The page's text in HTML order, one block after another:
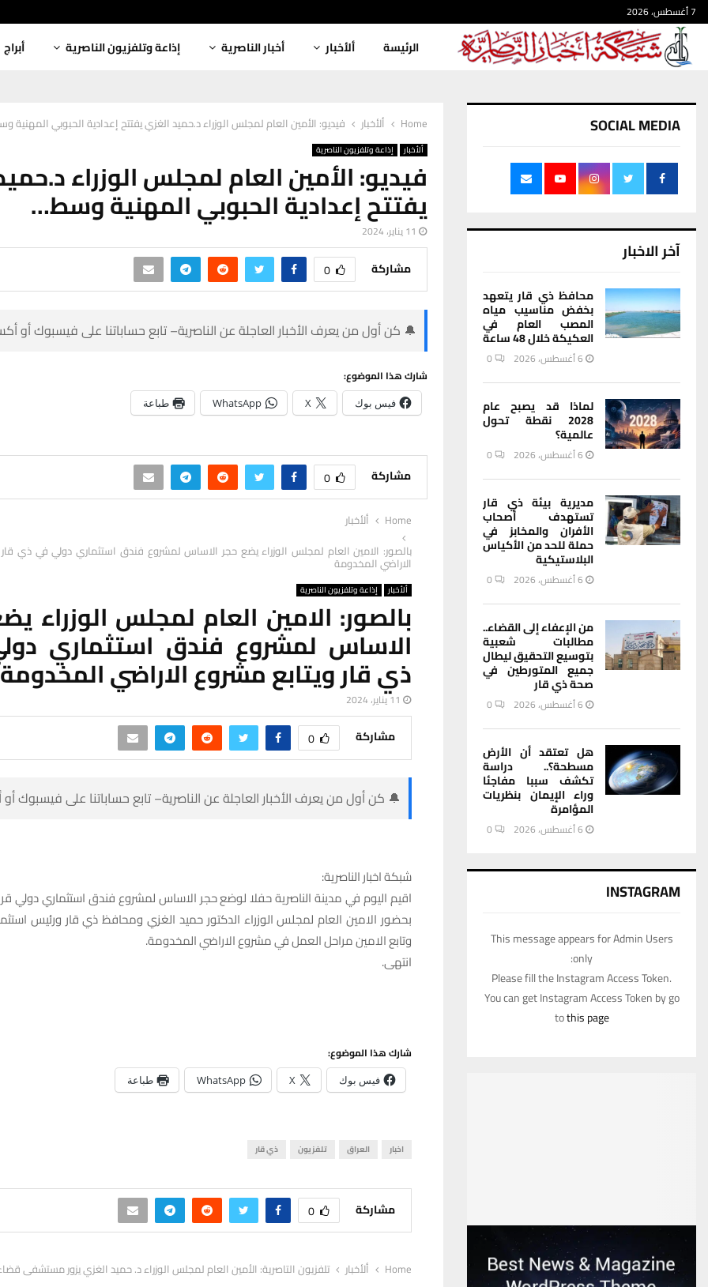
7 أغسطس، 2026
الرئيسة ألأخبار أخبار الناصرية إذاعة وتلفزيون الناصرية أبراج
Home ألأخبار فيديو: الأمين العام لمجلس الوزراء د.حميد الغزي يفتتح إعدادية الحبوبي المهنية
ألأخبار إذاعة وتلفزيون الناصرية
فيديو: الأمين العام لمجلس الوزراء
يفتتح إعدادية الحبوبي المهنية وسط…
11 يناير، 2024
مشاركة 0
🔔 كن أول من يعرف الأخبار العاجلة عن الناصرية– تابع حساباتنا على فيسبوك أو
شارك هذا الموضوع:
فيس بوك X
WhatsApp طباعة
مشاركة 0
Home
ألأخبار
بالصور: الامين العام لمجلس الوزراء يضع حجر الاساس لمشروع فندق استثماري دولي في ذي قار
الاراضي المخدومة
ألأخبار إذاعة وتلفزيون الناصرية
بالصور: الامين العام لمجلس الوزراء
الاساس لمشروع فندق استثماري
ذي قار ويتابع مشروع الاراضي المخدومة
11 يناير، 2024
مشاركة 0
🔔 كن أول من يعرف الأخبار العاجلة عن الناصرية– تابع حساباتنا على فيسبوك
شبكة اخبار الناصرية:
اقيم اليوم في مدينة الناصرية حفلا لوضع حجر الاساس لمشروع فندق استثماري دولي
بحضور الامين العام لمجلس الوزراء الدكتور حميد الغزي ومحافظ ذي قار ورئيس
وتابع الامين مراحل العمل في مشروع الاراضي المخدومة.
انتهى.
شارك هذا الموضوع:
فيس بوك X
WhatsApp طباعة
اخبار العراق تلفزيون ذي قار
مشاركة 0
Home ألأخبار تلفزيون التاصرية: الأمين العام لمجلس الوزراء د. حميد الغزي يزور مستشفى
SOCIAL MEDIA
آخر الاخبار
محافظ ذي قار يتعهد
بخفض مناسيب مياه
المصب العام في
العكيكة خلال 48 ساعة
6 أغسطس، 2026 0
لماذا قد يصبح عام
2028 نقطة تحول
عالمية؟
6 أغسطس، 2026 0
مديرية بيئة ذي قار
تستهدف أصحاب
الأفران والمخابز في
حملة للحد من الأكياس
البلاستيكية
6 أغسطس، 2026 0
من الإعفاء إلى القضاء..
مطالبات شعبية
بتوسيع التحقيق ليطال
جميع المتورطين في
صحة ذي قار
6 أغسطس، 2026 0
هل تعتقد أن الأرض
مسطحة؟.. دراسة
تكشف سببا مفاجئا
وراء الإيمان بنظريات
المؤامرة
6 أغسطس، 2026 0
INSTAGRAM
This message appears for Admin Users
only:
Please fill the Instagram Access Token.
You can get Instagram Access Token by go
tothis page